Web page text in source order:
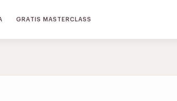
GRATIS MASTERCLASS